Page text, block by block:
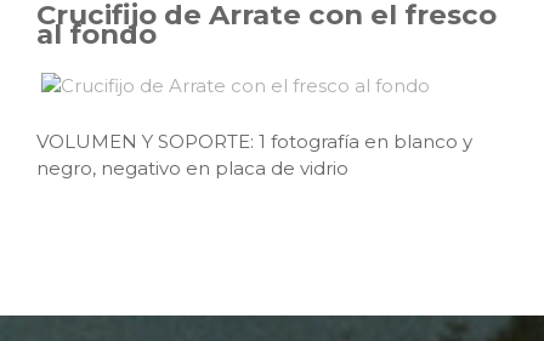
Crucifijo de Arrate con el fresco
al fondo
VOLUMEN Y SOPORTE: 1 fotografía en blanco y
negro, negativo en placa de vidrio